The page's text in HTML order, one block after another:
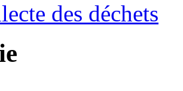
des déchets